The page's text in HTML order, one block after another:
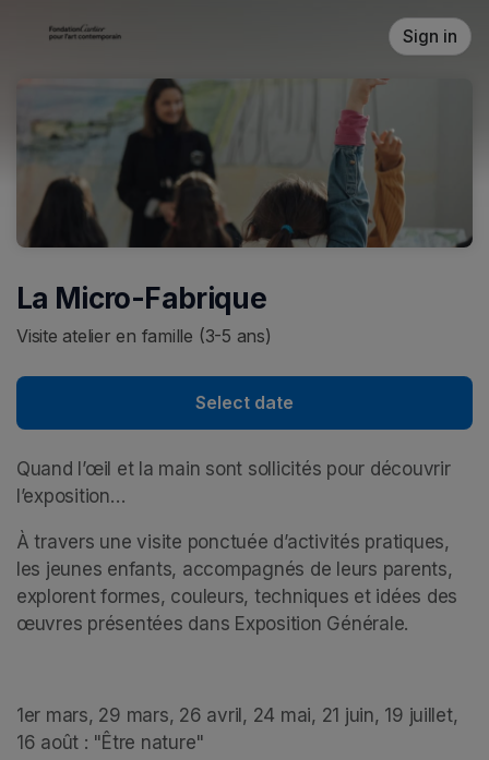
Sign in
La Micro-Fabrique
Visite atelier en famille (3-5 ans)
Select date
Quand l’œil et la main sont sollicités pour découvrir
l’exposition…
À travers une visite ponctuée d’activités pratiques,
les jeunes enfants, accompagnés de leurs parents,
explorent formes, couleurs, techniques et idées des
œuvres présentées dans Exposition Générale.
1er mars, 29 mars, 26 avril, 24 mai, 21 juin, 19 juillet,
16 août : "Être nature"